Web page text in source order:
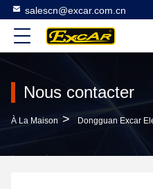
salescn@excar.com.cn
Nous contacter
À La Maison > Dongguan Excar